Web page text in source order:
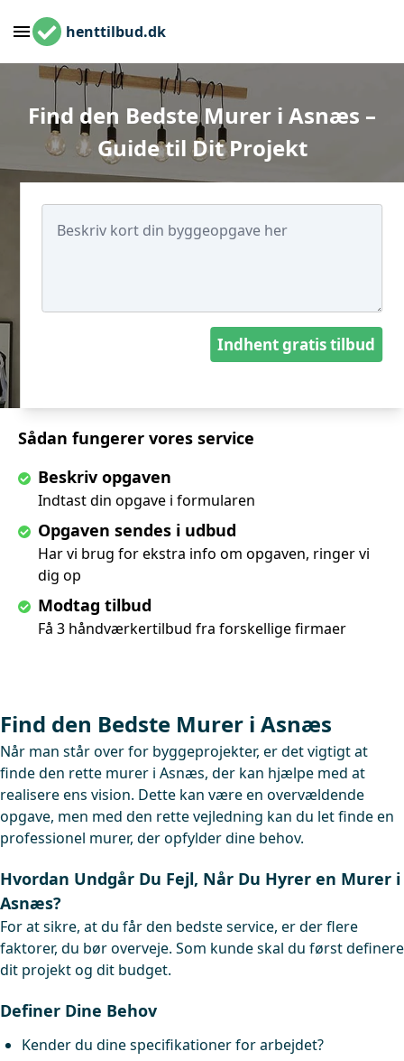
henttilbud.dk
Find den Bedste Murer i Asnæs –
Guide til Dit Projekt
Sådan fungerer vores service
Beskriv opgaven
Indtast din opgave i formularen
Opgaven sendes i udbud
Har vi brug for ekstra info om opgaven, ringer vi
dig op
Modtag tilbud
Få 3 håndværkertilbud fra forskellige firmaer
Indhent gratis tilbud
Find den Bedste Murer i Asnæs
Når man står over for byggeprojekter, er det vigtigt at
finde den rette murer i Asnæs, der kan hjælpe med at
realisere ens vision. Dette kan være en overvældende
opgave, men med den rette vejledning kan du let finde en
professionel murer, der opfylder dine behov.
Hvordan Undgår Du Fejl, Når Du Hyrer en Murer i
Asnæs?
For at sikre, at du får den bedste service, er der flere
faktorer, du bør overveje. Som kunde skal du først definere
dit projekt og dit budget.
Definer Dine Behov
Kender du dine specifikationer for arbejdet?